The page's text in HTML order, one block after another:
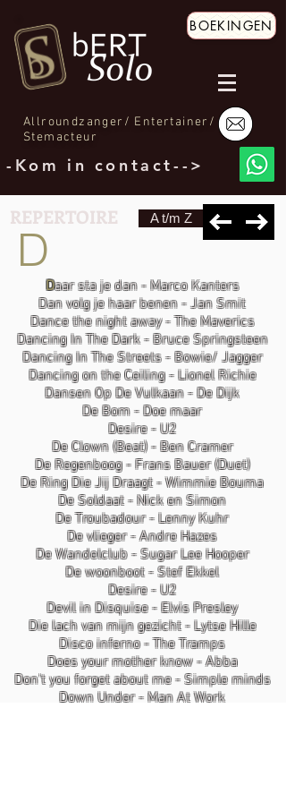
Allroundzanger/ Entertainer/
Stemacteur
BOEKINGEN
-Kom in contact-->
D
REPERTOIRE A t/m Z
Daar sta je dan - Marco Kanters
Dan volg je haar benen - Jan Smit
Dance the night away - The Maverics
Dancing In The Dark - Bruce Springsteen
Dancing In The Streets - Bowie/ Jagger
Dancing on the Ceiling - Lionel Richie
Dansen Op De Vulkaan - De Dijk
De Bom - Doe maar
Desire - U2
De Clown (Beat) - Ben Cramer
De Regenboog - Frans Bauer (Duet)
De Ring Die Jij Draagt - Wimmie Bouma
De Soldaat - Nick en Simon
De Troubadour - Lenny Kuhr
De vlieger - Andre Hazes
De Wandelclub - Sugar Lee Hooper
De woonboot - Stef Ekkel
Desire - U2
Devil in Disquise - Elvis Presley
Die lach van mijn gezicht - Lytse Hille
Disco inferno - The Tramps
Does your mother know - Abba
Don't you forget about me - Simple minds
Down Under - Man At Work